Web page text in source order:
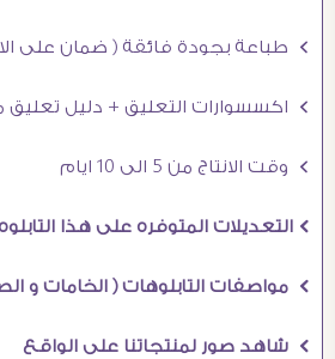
Ö طباعة بجودة فائقة ( ضمان على الالوان )
Ö اكسسوارات التعليق + دليل تعليق مصور
Ö وقت الانتاج من 5 الى 10 ايام
Ö التعديلات المتوفره على هذا التابلوه
Ö مواصفات التابلوهات ( الخامات و الصناعة )
Ö شاهد صور لمنتجاتنا على الواقع